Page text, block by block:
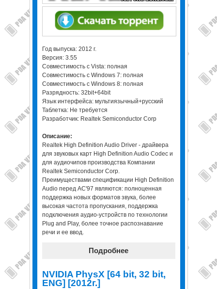
Год выпуска: 2012 г.
Версия: 3.55
Совместимость с Vista: полная
Совместимость с Windows 7: полная
Совместимость с Windows 8: полная
Разрядность: 32bit+64bit
Язык интерфейса: мультиязычный+русский
Таблетка: Не требуется
Разработчик: Realtek Semiconductor Corp
Описание:
Realtek High Definition Audio Driver - драйвера
для звуковых карт High Definition Audio Codec и
для аудиочипов производства Компании
Realtek Semiconductor Corp.
Преимуществами спецификации High Definition
Audio перед AC'97 являются: полноценная
поддержка новых форматов звука, более
высокая частота пропускания, поддержка
подключения аудио-устройств по технологии
Plug and Play, более точное распознавание
речи и ее ввод.
Подробнее
NVIDIA PhysX [64 bit, 32 bit,
ENG] [2012г.]